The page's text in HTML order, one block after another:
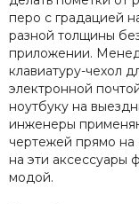
перо с градацией
разной толщины
приложении.
клавиатуру-чехол
электронной
ноутбуку на
инженеры
чертежей прямо
на эти аксессуары
модой.